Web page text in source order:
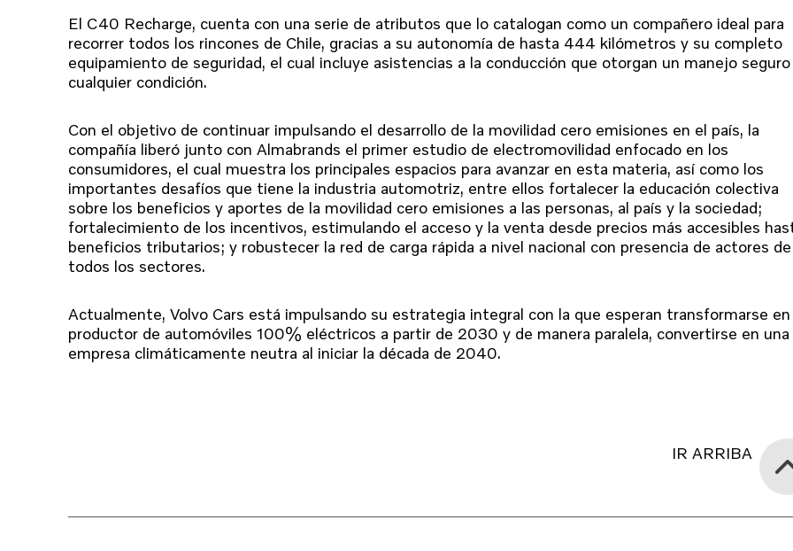
El C40 Recharge, cuenta con una serie de atributos que lo catalogan como un compañero ideal para
recorrer todos los rincones de Chile, gracias a su autonomía de hasta 444 kilómetros y su completo
equipamiento de seguridad, el cual incluye asistencias a la conducción que otorgan un manejo
cualquier condición.
Con el objetivo de continuar impulsando el desarrollo de la movilidad cero emisiones en el país, la
compañía liberó junto con Almabrands el primer estudio de electromovilidad enfocado en los
consumidores, el cual muestra los principales espacios para avanzar en esta materia, así como los
importantes desafíos que tiene la industria automotriz, entre ellos fortalecer la educación colectiva
sobre los beneficios y aportes de la movilidad cero emisiones a las personas, al país y la sociedad;
fortalecimiento de los incentivos, estimulando el acceso y la venta desde precios más accesibles
beneficios tributarios; y robustecer la red de carga rápida a nivel nacional con presencia de actores de
todos los sectores.
Actualmente, Volvo Cars está impulsando su estrategia integral con la que esperan transformarse en
productor de automóviles 100% eléctricos a partir de 2030 y de manera paralela, convertirse en una
empresa climáticamente neutra al iniciar la década de 2040.
IR ARRIBA